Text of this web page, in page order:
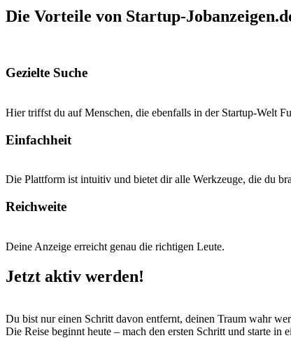
Die Vorteile von Startup-
Gezielte Suche
Hier triffst du auf Menschen, die ebenfalls in der Startup-Welt
Einfachheit
Die Plattform ist intuitiv und bietet dir alle Werkzeuge, die du
Reichweite
Deine Anzeige erreicht genau die richtigen Leute.
Jetzt aktiv werden!
Du bist nur einen Schritt davon entfernt, deinen Traum wahr
Die Reise beginnt heute – mach den ersten Schritt und starte in